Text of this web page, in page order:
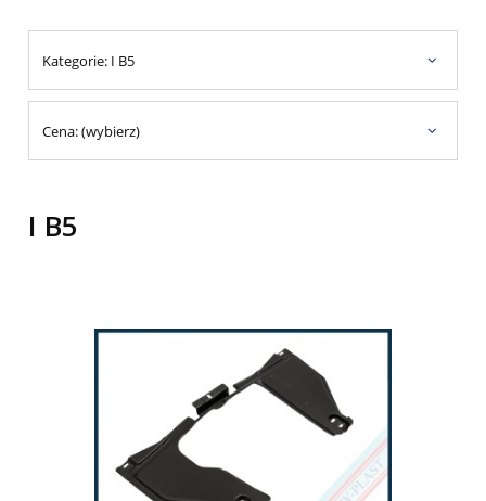
Kategorie: I B5
Cena: (wybierz)
I B5